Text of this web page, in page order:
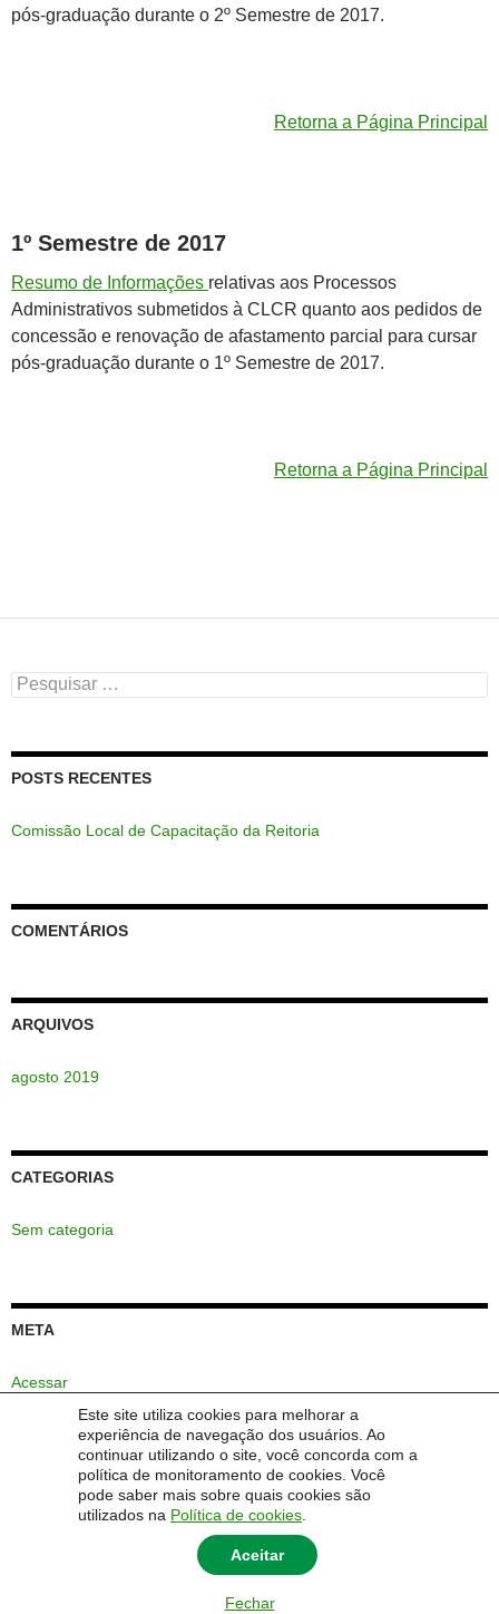
Este site utiliza cookies para melhorar a
experiência de navegação dos usuários. Ao
continuar utilizando o site, você concorda com a
política de monitoramento de cookies. Você
pode saber mais sobre quais cookies são
utilizados na Política de cookies
Aceitar
Fechar
pós-graduação durante o 2º Semestre de 2017.
Retorna a Página Principal
1º Semestre de 2017
Resumo de Informações relativas aos Processos
Administrativos submetidos à CLCR quanto aos pedidos de
concessão e renovação de afastamento parcial para cursar
pós-graduação durante o 1º Semestre de 2017.
Retorna a Página Principal
Pesquisar
por:
POSTS RECENTES
Comissão Local de Capacitação da Reitoria
COMENTÁRIOS
ARQUIVOS
agosto 2019
CATEGORIAS
Sem categoria
META
Acessar
Feed de posts
Feed de comentários
WordPress.org
© 2014 Universidade Federal do Pampa - UNIPAMPA